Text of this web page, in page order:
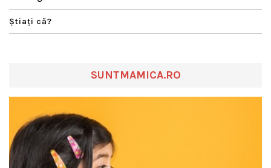
Ştiaţi că?
SUNTMAMICA.RO